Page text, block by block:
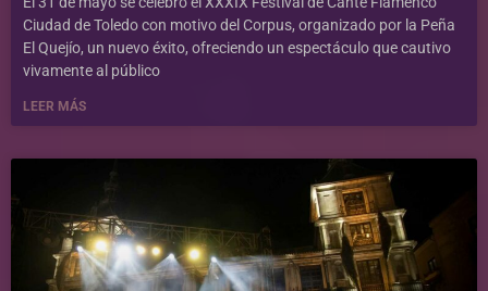
Ciudad de Toledo con motivo del Corpus, organizado por la Peña
El Quejío, un nuevo éxito, ofreciendo un espectáculo que cautivo
vivamente al público
LEER MÁS